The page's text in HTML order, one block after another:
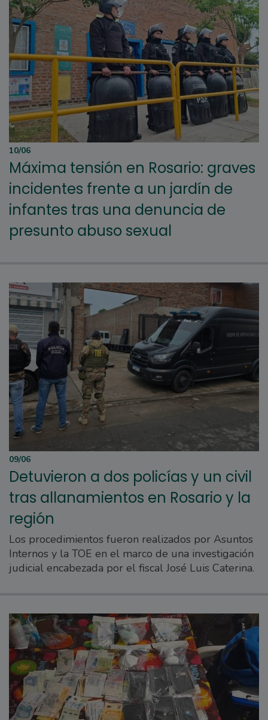
10/06
Máxima tensión en Rosario: graves
incidentes frente a un jardín de
infantes tras una denuncia de
presunto abuso sexual
09/06
Detuvieron a dos policías y un civil
tras allanamientos en Rosario y la
región
Los procedimientos fueron realizados por Asuntos
Internos y la TOE en el marco de una investigación
judicial encabezada por el fiscal José Luis Caterina.